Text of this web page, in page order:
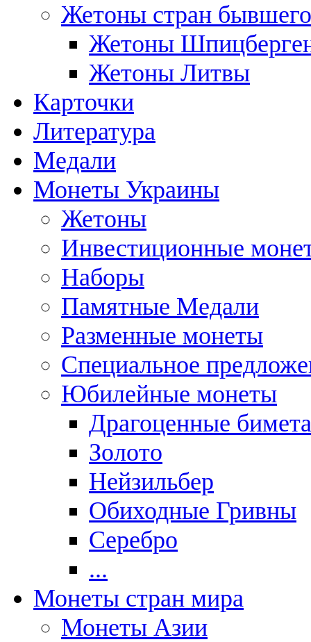
Жетоны стран
Жетоны
Жетоны Литвы
Карточки
Литература
Медали
Монеты Украины
Жетоны
Инвестиционные
Наборы
Памятные Медали
Разменные монеты
Специальное
Юбилейные монеты
Драгоценные
Золото
Нейзильбер
Обиходные Гривны
Серебро
...
Монеты стран мира
Монеты Азии